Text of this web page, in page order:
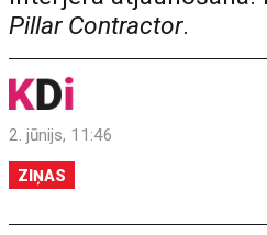
Pillar Contractor.
2. jūnijs, 11:46
ZIŅAS